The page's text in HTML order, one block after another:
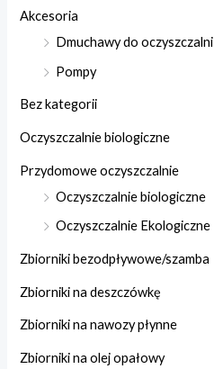
Akcesoria
Dmuchawy do oczyszczalni
Pompy
Bez kategorii
Oczyszczalnie biologiczne
Przydomowe oczyszczalnie
Oczyszczalnie biologiczne
Oczyszczalnie Ekologiczne
Zbiorniki bezodpływowe/szamba
Zbiorniki na deszczówkę
Zbiorniki na nawozy płynne
Zbiorniki na olej opałowy